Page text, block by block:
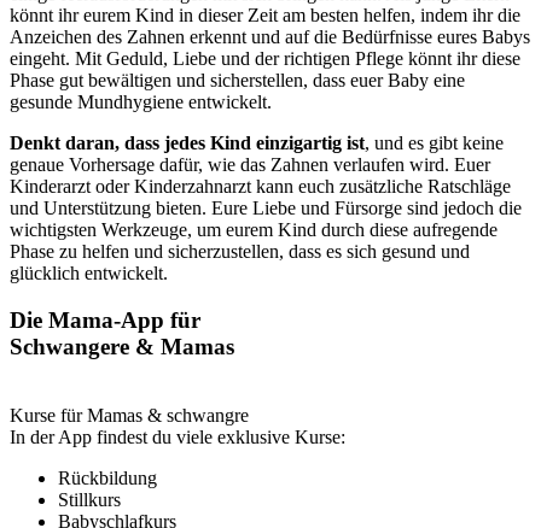
könnt ihr eurem Kind in dieser Zeit am besten helfen, indem ihr die
Anzeichen des Zahnen erkennt und auf die Bedürfnisse eures Babys
eingeht. Mit Geduld, Liebe und der richtigen Pflege könnt ihr diese
Phase gut bewältigen und sicherstellen, dass euer Baby eine
gesunde Mundhygiene entwickelt.
Denkt daran, dass jedes Kind einzigartig ist, und es gibt keine
genaue Vorhersage dafür, wie das Zahnen verlaufen wird. Euer
Kinderarzt oder Kinderzahnarzt kann euch zusätzliche Ratschläge
und Unterstützung bieten. Eure Liebe und Fürsorge sind jedoch die
wichtigsten Werkzeuge, um eurem Kind durch diese aufregende
Phase zu helfen und sicherzustellen, dass es sich gesund und
glücklich entwickelt.
Die Mama-App für
Schwangere & Mamas
Kurse für Mamas & schwangre
In der App findest du viele exklusive Kurse:
Rückbildung
Stillkurs
Babyschlafkurs